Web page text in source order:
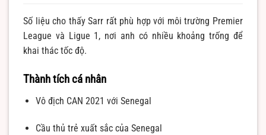
Số liệu cho thấy Sarr rất phù hợp với môi trường Premier
League và Ligue 1, nơi anh có nhiều khoảng trống để
khai thác tốc độ.
Thành tích cá nhân
Vô địch CAN 2021 với Senegal
Cầu thủ trẻ xuất sắc của Senegal